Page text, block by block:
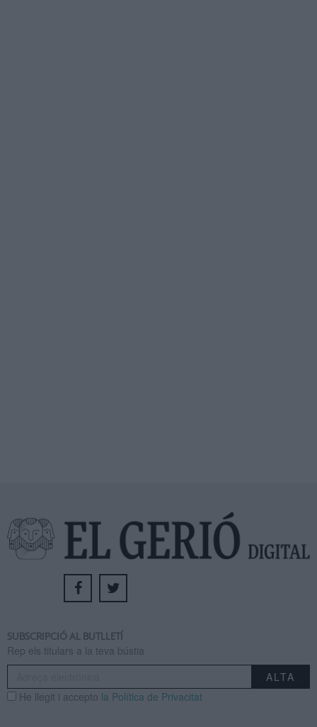
SUBSCRIPCIÓ AL BUTLLETÍ
Rep els titulars a la teva bústia
He llegit i accepto la Política de Privacitat